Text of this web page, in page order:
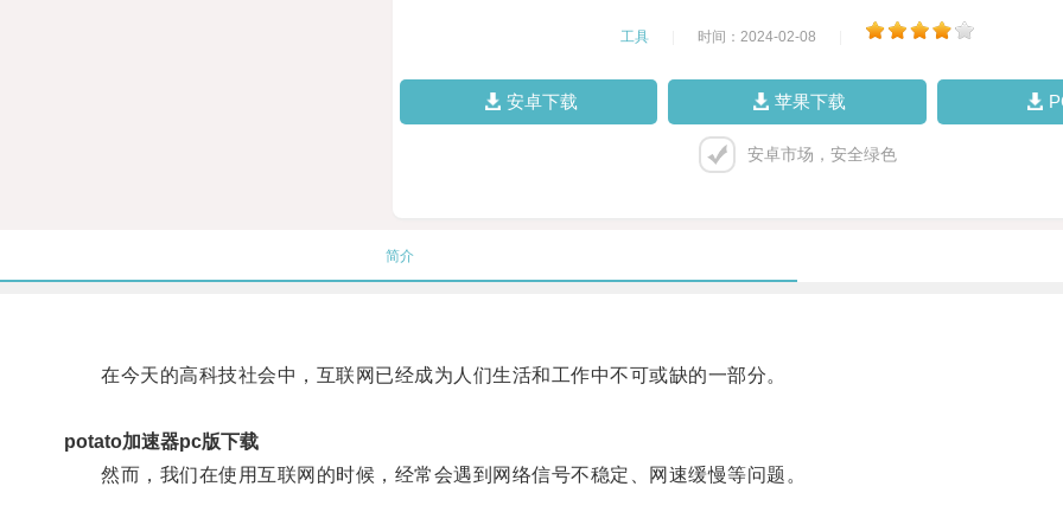
工具 时间：2024-02-08
安卓下载 苹果下载
安卓市场，安全绿色
简介
在今天的高科技社会中，互联网已经成为人们生活和工作中不可或缺的一部分。
potato加速器pc版下载
然而，我们在使用互联网的时候，经常会遇到网络信号不稳定、网速缓慢等问题。